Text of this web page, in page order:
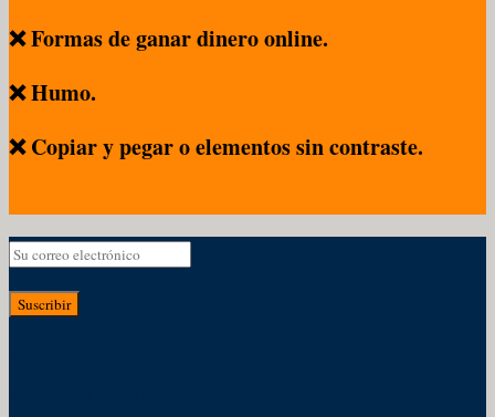
❌ Formas de ganar dinero online.
❌ Humo.
❌ Copiar y pegar o elementos sin contraste.
Suscribir